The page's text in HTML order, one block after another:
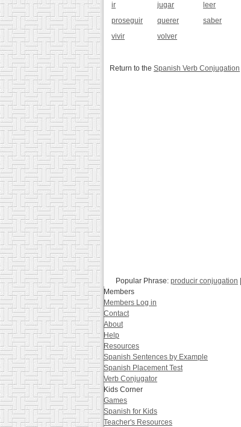
ir
jugar leer
proseguir
querer saber
vivir
volver
Return to the Spanish Verb Conjugation
Popular Phrase: producir conjugation
Members
Members Log in
Contact
About
Help
Resources
Spanish Sentences by Example
Spanish Placement Test
Verb Conjugator
Kids Corner
Games
Spanish for Kids
Teacher's Resources